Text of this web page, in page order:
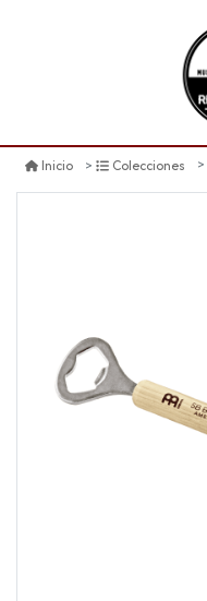
Inicio Colecciones